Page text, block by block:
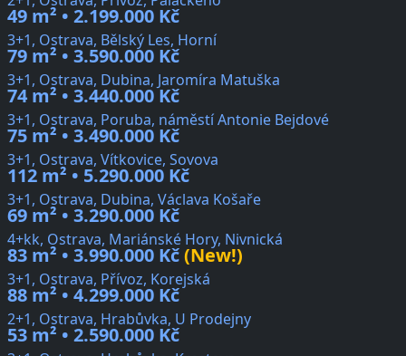
49 m² • 2.199.000 Kč
3+1, Ostrava, Bělský Les, Horní
79 m² • 3.590.000 Kč
3+1, Ostrava, Dubina, Jaromíra Matuška
74 m² • 3.440.000 Kč
3+1, Ostrava, Poruba, náměstí Antonie Bejdové
75 m² • 3.490.000 Kč
3+1, Ostrava, Vítkovice, Sovova
112 m² • 5.290.000 Kč
3+1, Ostrava, Dubina, Václava Košaře
69 m² • 3.290.000 Kč
4+kk, Ostrava, Mariánské Hory, Nivnická
83 m² • 3.990.000 Kč(New!)
3+1, Ostrava, Přívoz, Korejská
88 m² • 4.299.000 Kč
2+1, Ostrava, Hrabůvka, U Prodejny
53 m² • 2.590.000 Kč